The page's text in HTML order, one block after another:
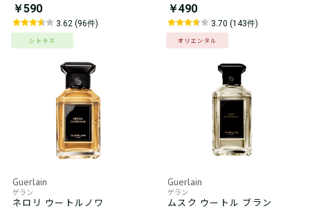
￥590
3.62 (96件)
シトラス
￥490
3.70 (143件)
オリエンタル
Guerlain
ゲラン
ネロリ ウートルノワ
Guerlain
ゲラン
ムスク ウートル ブラン